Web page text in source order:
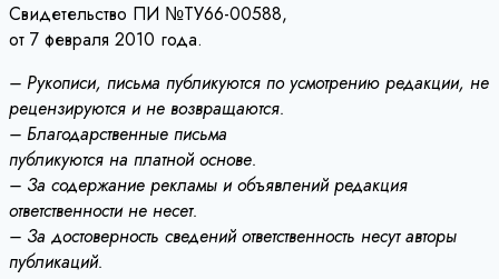
Свидетельство ПИ №ТУ66-00588,
от 7 февраля 2010 года.
– Рукописи, письма публикуются по усмотрению редакции, не
рецензируются и не возвращаются.
– Благодарственные письма
публикуются на платной основе.
– За содержание рекламы и объявлений редакция
ответственности не несет.
– За достоверность сведений ответственность несут авторы
публикаций.